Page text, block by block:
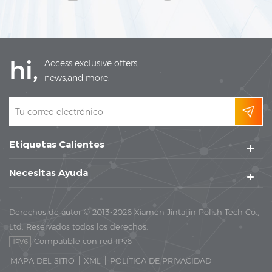
Cámara > Cubierta Insonorizada > Panel de control >
Tratamiento de agua
hi,
Access exclusive offers,
news,and more.
Etiquetas Calientes
Necesitas Ayuda
Derechos de autor © 2013-2026 Xiamen Jintaijin Polish Tech Co.,
Ltd. Reservados todos los derechos.
Compatible con red IPv6
MAPA DEL SITIO
XML POLÍTICA DE PRIVACIDAD